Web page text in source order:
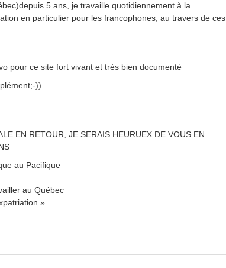
5 ans, je travaille quotidiennement à la
en particulier pour les francophones, au travers de ces
pour ce site fort vivant et très bien documenté
))
EN RETOUR, JE SERAIS HEURUEX DE VOUS EN
au Pacifique
au Québec
»